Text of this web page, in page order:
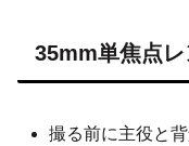
35mm単焦点
撮る前に主役と